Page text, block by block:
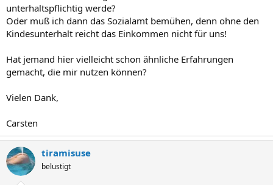
unterhaltspflichtig werde?
Oder muß ich dann das Sozialamt bemühen, denn ohne den
Kindesunterhalt reicht das Einkommen nicht für uns!
Hat jemand hier vielleicht schon ähnliche Erfahrungen
gemacht, die mir nutzen können?
Vielen Dank,
Carsten
tiramisuse
belustigt